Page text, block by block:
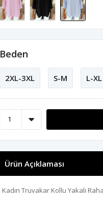
Beden
2XL-3XL S-M L-XL
Ürün Açıklaması
Kadın Truvakar Kollu Yakalı